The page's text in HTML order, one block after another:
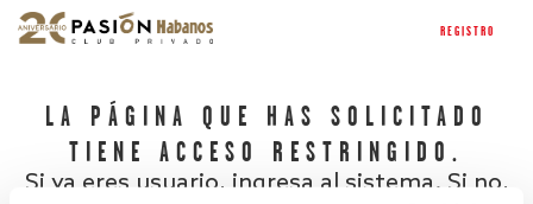
REGISTRO
LA PÁGINA QUE HAS SOLICITADO
TIENE ACCESO RESTRINGIDO.
Si ya eres usuario, ingresa al sistema. Si no,